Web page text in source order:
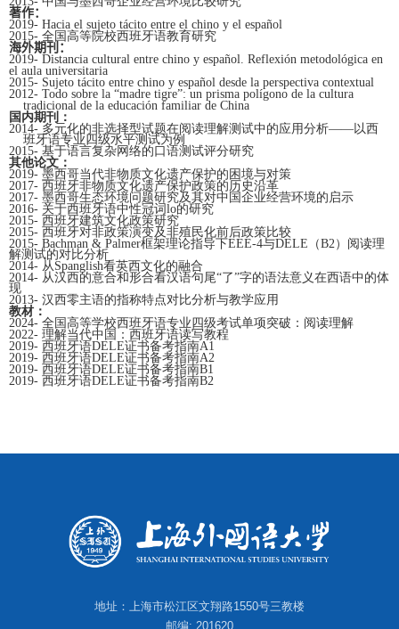
著作：
2019- Hacia el sujeto tácito entre el chino y el español
2015- 全国高等院校西班牙语教育研究
海外期刊 ：
2019- Distancia cultural entre chino y español. Reflexión metodológica en
el aula universitaria
2015- Sujeto tácito entre chino y español desde la perspectiva contextual
2012- Todo sobre la “madre tigre”: un prisma polígono de la cultura
tradicional de la educación familiar de China
国内期刊：
2014- 多元化的非选择型试题在阅读理解测试中的应用分析——以西
班牙语专业四级水平测试为例
2015- 基于语言复杂网络的口语测试评分研究
其他论文：
2019- 墨西哥当代非物质文化遗产保护的困境与对策
2017- 西班牙非物质文化遗产保护政策的历史沿革
2017- 墨西哥生态环境问题研究及其对中国企业经营环境的启示
2016- 关于西班牙语中性冠词 lo的研究
2015- 西班牙建筑文化政策研究
2015- 西班牙对非政策演变及非殖民化前后政策比较
2015- Bachman & Palmer框架理论指导下EEE-4与DELE （B2 ）阅读理
解测试的对比分析
2014- 从 Spanglish看英西文化的融合
2014- 从汉西的意合和形合看汉语句尾“了”字的语法意义在西语中的体
现
2013- 汉西零主语的指称特点对比分析与教学应用
教材：
2024- 全国高等学校西班牙语专业四级考试单项突破：阅读理解
2022- 理解当代中国：西班牙语读写教程
2019- 西班牙语DELE证书备考指南A1
2019- 西班牙语DELE证书备考指南A2
2019- 西班牙语DELE证书备考指南B1
2019- 西班牙语DELE证书备考指南B2
地址：上海市松江区文翔路1550号三教楼
邮编: 201620